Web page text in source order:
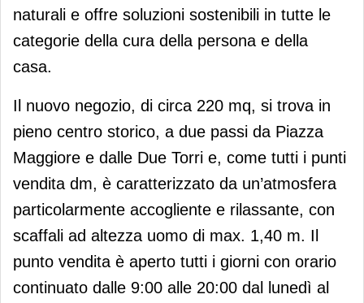
naturali e offre soluzioni sostenibili in tutte le
categorie della cura della persona e della
casa.
Il nuovo negozio, di circa 220 mq, si trova in
pieno centro storico, a due passi da Piazza
Maggiore e dalle Due Torri e, come tutti i punti
vendita dm, è caratterizzato da un’atmosfera
particolarmente accogliente e rilassante, con
scaffali ad altezza uomo di max. 1,40 m. Il
punto vendita è aperto tutti i giorni con orario
continuato dalle 9:00 alle 20:00 dal lunedì al